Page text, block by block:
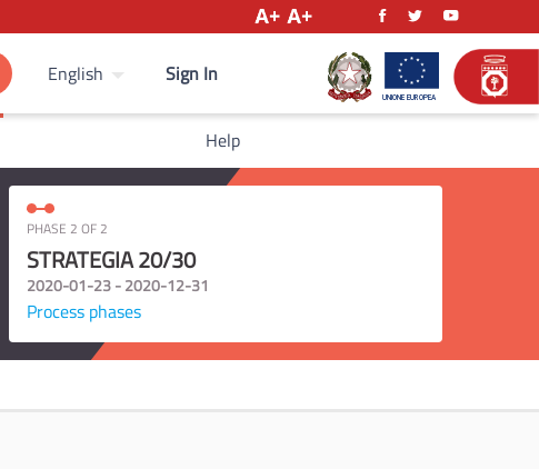
English Sign In
Help
PHASE 2 OF 2
STRATEGIA 20/30
2020-01-23 - 2020-12-31
Process phases